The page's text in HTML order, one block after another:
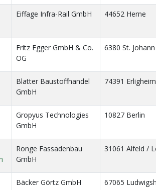
Eiffage Infra-Rail GmbH 44652 Herne
Fritz Egger GmbH & Co.
OG
6380 St.
Blatter Baustoffhandel
GmbH
74391
Gropyus Technologies
GmbH
10827 Berlin
Ronge Fassadenbau
GmbH
31061 Alfeld /
Bäcker Görtz GmbH 67065